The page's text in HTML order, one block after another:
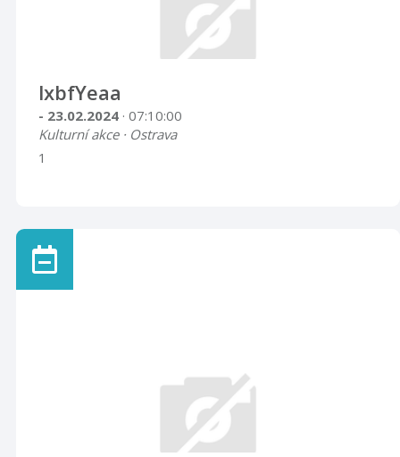
lxbfYeaa
- 23.02.2024 · 07:10:00
Kulturní akce · Ostrava
1